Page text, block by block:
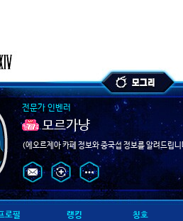
전문가 인벤러
모르가냥
(에오르제아 카페 정보와 중국섭 정보를 알려드립
로필 랭킹 칭호